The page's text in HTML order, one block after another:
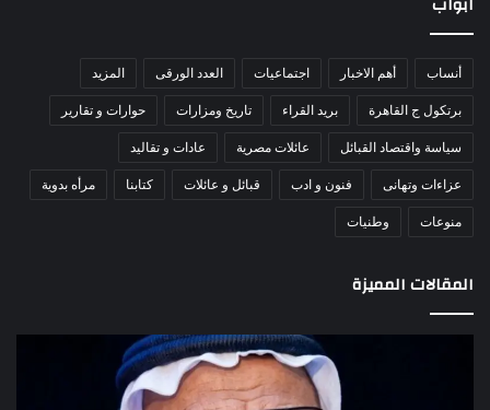
أنساب أهم الاخبار اجتماعيات العدد الورقى المزيد
برتكول ج القاهرة بريد القراء تاريخ ومزارات حوارات و تقارير
سياسة واقتصاد القبائل عائلات مصرية عادات و تقاليد
عزاءات وتهانى فنون و ادب قبائل و عائلات كتابنا مرأه بدوية
منوعات وطنيات
المقالات المميزة